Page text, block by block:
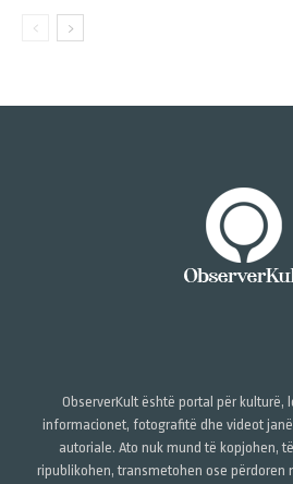
ObserverKult është portal për kulturë,
informacionet, fotografitë dhe videot
autoriale. Ato nuk mund të kopjohen,
ripublikohen, transmetohen ose përdoren